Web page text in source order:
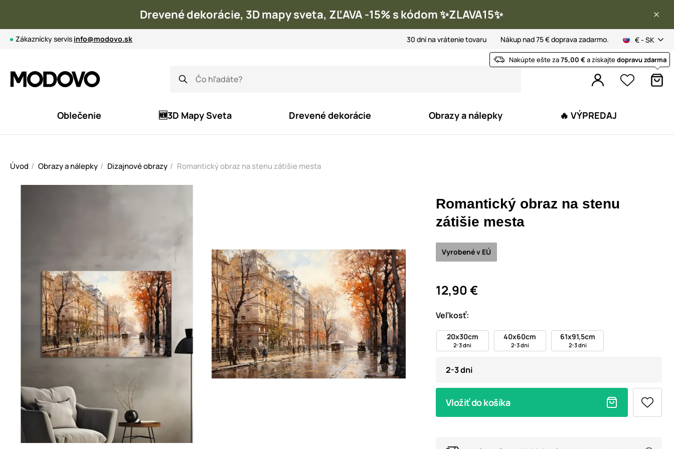
Drevené dekorácie, 3D mapy sveta, ZĽAVA -15% s kódom ✨ZLAVA15✨
Zákaznícky servis info@modovo.sk 30 dní na vrátenie tovaru Nákup nad 75 € doprava zadarmo. € - SK
Nakúpte ešte za75,00 €a získajtedopravu zdarma
Oblečenie 🆕3D Mapy Sveta Drevené dekorácie Obrazy a nálepky 🔥 VÝPREDAJ
Úvod Obrazy a nálepky Dizajnové obrazy Romantický obraz na stenu zátišie mesta
Romantický obraz na stenu
zátišie mesta
12,90 €
Vyrobené v EÚ
Veľkosť:
20x30cm
2-3 dni
40x60cm
2-3 dni
61x91,5cm
2-3 dni
2-3 dni
Vložiť do košíka